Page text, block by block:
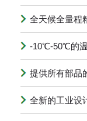
全天候全量程
-10℃-50℃的温
提供所有部品
全新的工业设